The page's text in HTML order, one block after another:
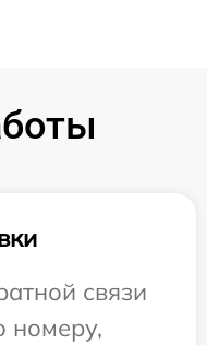
связи
номеру,